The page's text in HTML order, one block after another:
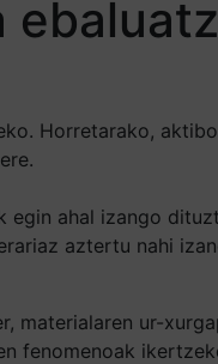
Horretarako,
ahal izango
aztertu nahi
materialaren ur-
fenomenoak